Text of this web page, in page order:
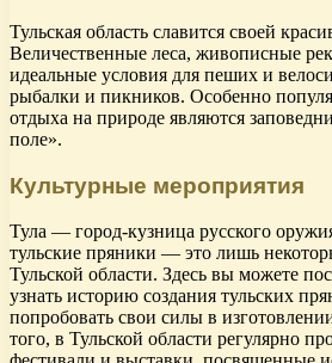
Тульская область славится своей
Величественные леса, живописные
идеальные условия для пеших и
рыбалки и пикников. Особенно
отдыха на природе являются
поле».
Культурные мероприятия
Тула — город-кузница русского
тульские пряники — это лишь
Тульской области. Здесь вы можете
узнать историю создания тульских
попробовать свои силы в
того, в Тульской области регулярно